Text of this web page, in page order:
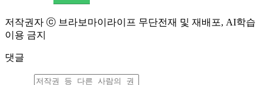
저작권자 ⓒ 브라보마이라이프 무단전재 및 재배포, AI학습
이용 금지
댓글